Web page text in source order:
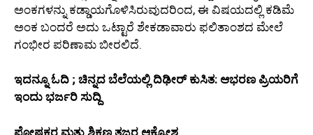
ಅಂಕಗಳನ್ನು ಕಡ್ಡಾಯಗೊಳಿಸಿರುವುದರಿಂದ, ಈ ವಿಷಯದಲ್ಲಿ ಕಡಿಮೆ
ಅಂಕ ಬಂದರೆ ಅದು ಒಟ್ಟಾರೆ ಶೇಕಡಾವಾರು ಫಲಿತಾಂಶದ ಮೇಲೆ
ಗಂಭೀರ ಪರಿಣಾಮ ಬೀರಲಿದೆ.
ಇದನ್ನೂ ಓದಿ ; ಚಿನ್ನದ ಬೆಲೆಯಲ್ಲಿ ದಿಢೀರ್ ಕುಸಿತ: ಆಭರಣ ಪ್ರಿಯರಿಗೆ
ಇಂದು ಭರ್ಜರಿ ಸುದ್ದಿ
ಪೋಷಕರ ಮತ್ತು ಶಿಕ್ಷಣ ತಜ್ಞರ ಆಕ್ರೋಶ